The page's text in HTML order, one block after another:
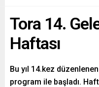
Tora 14.
Haftası
Bu yıl 14.kez
program ile başladı.